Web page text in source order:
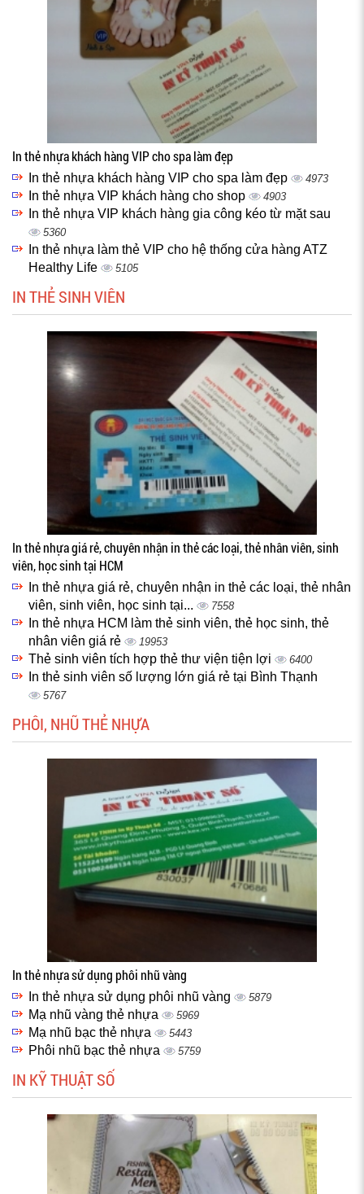
In thẻ nhựa khách hàng VIP cho spa làm đẹp
In thẻ nhựa khách hàng VIP cho spa làm đẹp 4973
In thẻ nhựa VIP khách hàng cho shop 4903
In thẻ nhựa VIP khách hàng gia công kéo từ mặt sau
5360
In thẻ nhựa làm thẻ VIP cho hệ thống cửa hàng ATZ
Healthy Life
5105
IN THẺ SINH VIÊN
In thẻ nhựa giá rẻ, chuyên nhận in thẻ các loại, thẻ nhân viên, sinh
viên, học sinh tại HCM
In thẻ nhựa giá rẻ, chuyên nhận in thẻ các loại, thẻ nhân
viên, sinh viên, học sinh tại...
7558
In thẻ nhựa HCM làm thẻ sinh viên, thẻ học sinh, thẻ
nhân viên giá rẻ
19953
Thẻ sinh viên tích hợp thẻ thư viện tiện lợi 6400
In thẻ sinh viên số lượng lớn giá rẻ tại Bình Thạnh
5767
PHÔI, NHŨ THẺ NHỰA
In thẻ nhựa sử dụng phôi nhũ vàng
In thẻ nhựa sử dụng phôi nhũ vàng 5879
Mạ nhũ vàng thẻ nhựa 5969
Mạ nhũ bạc thẻ nhựa 5443
Phôi nhũ bạc thẻ nhựa 5759
IN KỸ THUẬT SỐ